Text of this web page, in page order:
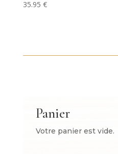
35.95 €
Panier
Votre panier est vide.